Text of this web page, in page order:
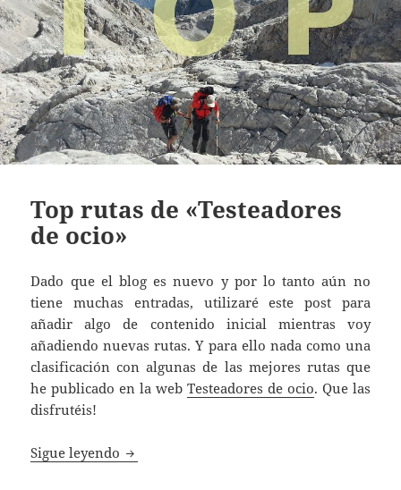
Top rutas de «Testeadores
de ocio»
Dado que el blog es nuevo y por lo tanto aún no
tiene muchas entradas, utilizaré este post para
añadir algo de contenido inicial mientras voy
añadiendo nuevas rutas. Y para ello nada como una
clasificación con algunas de las mejores rutas que
he publicado en la web Testeadores de ocio. Que las
disfrutéis!
Sigue leyendo Top rutas de «Testeadores de ocio»